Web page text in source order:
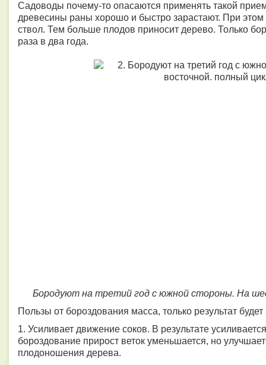
Садоводы почему-то опасаются применять такой
древесины раны хорошо и быстро зарастают. При
ствол. Тем больше плодов приносит дерево. Только
раза в два года.
Бородуют на третий год с южной стороны. На
Пользы от бороздования масса, только результат
1. Усиливает движение соков. В результате
бороздование прирост веток уменьшается, но
плодоношения дерева.